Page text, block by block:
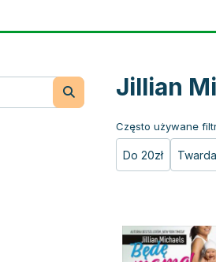
Jillian
Często używane
Do 20zł